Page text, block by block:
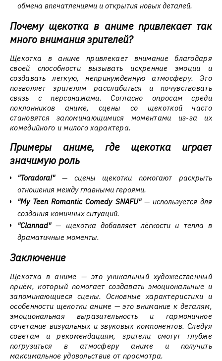
обмена впечатлениями и открытия новых деталей.
Почему щекотка в аниме привлекает так
много внимания зрителей?
Щекотка в аниме привлекает внимание благодаря
своей способности вызывать искренние эмоции и
создавать легкую, непринужденную атмосферу. Это
позволяет зрителям расслабиться и почувствовать
связь с персонажами. Согласно опросам среди
поклонников аниме, сцены со щекоткой часто
становятся запоминающимися моментами из-за их
комедийного и милого характера.
Примеры аниме, где щекотка играет
значимую роль
"Toradora!"— сцены щекотки помогают раскрыть
отношения между главными героями.
"My Teen Romantic Comedy SNAFU"— используется для
создания комичных ситуаций.
"Clannad"— щекотка добавляет лёгкости и тепла в
драматичные моменты.
Заключение
Щекотка в аниме — это уникальный художественный
приём, который помогает создавать эмоциональные и
запоминающиеся сцены. Основные характеристики и
особенности щекотки аниме — это внимание к деталям,
эмоциональная выразительность и гармоничное
сочетание визуальных и звуковых компонентов. Следуя
советам и рекомендациям, зрители смогут глубже
погрузиться в атмосферу аниме и получить
максимальное удовольствие от просмотра.